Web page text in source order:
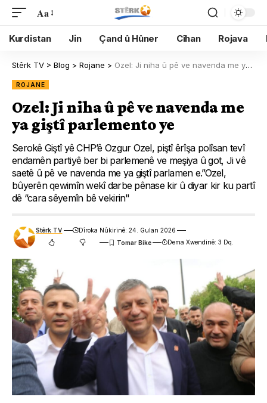
Aa
Kurdistan Jin Çand û Hûner Cîhan Rojava
Stêrk TV > Blog > Rojane > Ozel: Ji niha û pê ve navenda me ya giştî parlemento ye
ROJANE
Ozel: Ji niha û pê ve navenda me
ya giştî parlemento ye
Serokê Giştî yê CHP’ê Ozgur Ozel, piştî êrîşa polîsan tevî
endamên partiyê ber bi parlemenê ve meşiya û got, Ji vê
saetê û pê ve navenda me ya giştî parlamen e.”Ozel,
bûyerên qewimîn wekî darbe pênase kir û diyar kir ku partî
dê “cara sêyemîn bê vekirin"
Stêrk TV
Dîroka Nûkirinê: 24. Gulan 2026
Dema Xwendinê: 3 Dq.